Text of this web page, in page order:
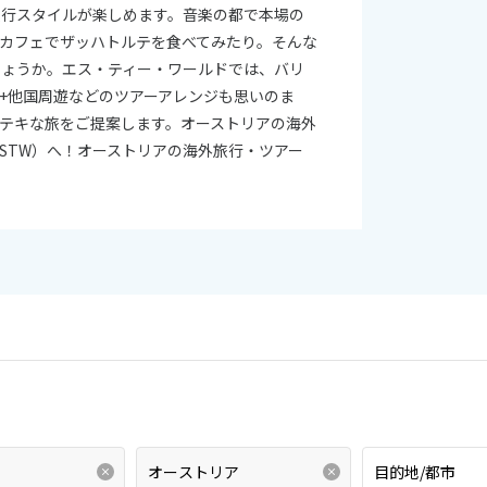
スタイルが楽しめます。音楽の都で本場の
フェでザッハトルテを食べてみたり。そんな
うか。エス・ティー・ワールドでは、バリ
国周遊などのツアーアレンジも思いのま
キな旅をご提案します。オーストリアの海外
）へ！オーストリアの海外旅行・ツアー